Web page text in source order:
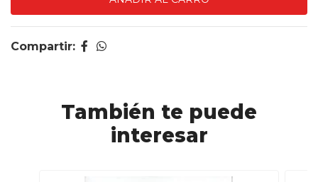
Compartir:
También te puede
interesar